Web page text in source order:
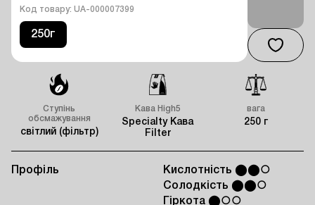
Код товару: UA-000007399
250г
Ступінь
обсмажування
світлий (фільтр)
Кава High5
Specialty Кава
Filter
вага
250 г
Профіль
Кислотність ⬤⬤○
Солодкість ⬤⬤○
Гіркота ⬤○○